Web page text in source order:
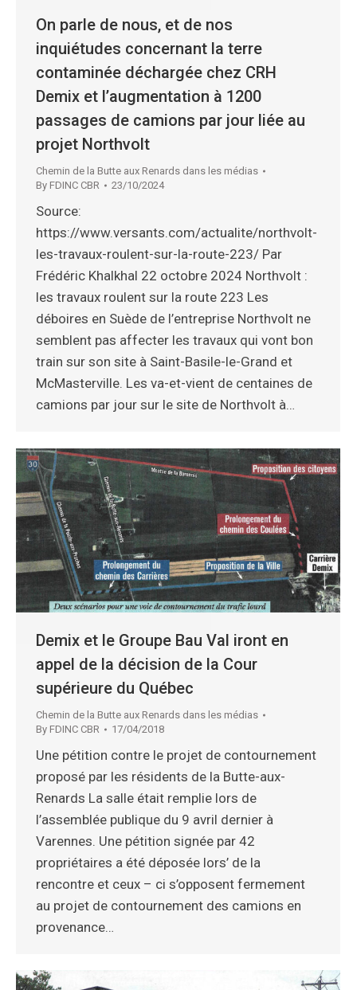
On parle de nous, et de nos
inquiétudes concernant la terre
contaminée déchargée chez CRH
Demix et l’augmentation à 1200
passages de camions par jour liée au
projet Northvolt
Chemin de la Butte aux Renards dans les médias
By FDINC CBR 23/10/2024
Source:
https://www.versants.com/actualite/northvolt-
les-travaux-roulent-sur-la-route-223/ Par
Frédéric Khalkhal 22 octobre 2024 Northvolt :
les travaux roulent sur la route 223 Les
déboires en Suède de l’entreprise Northvolt ne
semblent pas affecter les travaux qui vont bon
train sur son site à Saint-Basile-le-Grand et
McMasterville. Les va-et-vient de centaines de
camions par jour sur le site de Northvolt à…
Demix et le Groupe Bau Val iront en
appel de la décision de la Cour
supérieure du Québec
Chemin de la Butte aux Renards dans les médias
By FDINC CBR 17/04/2018
Une pétition contre le projet de contournement
proposé par les résidents de la Butte-aux-
Renards La salle était remplie lors de
l’assemblée publique du 9 avril dernier à
Varennes. Une pétition signée par 42
propriétaires a été déposée lors’ de la
rencontre et ceux – ci s’opposent fermement
au projet de contournement des camions en
provenance…